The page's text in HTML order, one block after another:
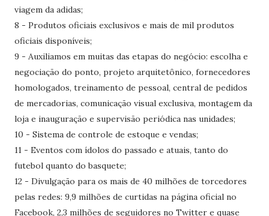
viagem da adidas;
8 - Produtos oficiais exclusivos e mais de mil produtos
oficiais disponíveis;
9 - Auxiliamos em muitas das etapas do negócio: escolha e
negociação do ponto, projeto arquitetônico, fornecedores
homologados, treinamento de pessoal, central de pedidos
de mercadorias, comunicação visual exclusiva, montagem da
loja e inauguração e supervisão periódica nas unidades;
10 - Sistema de controle de estoque e vendas;
11 - Eventos com ídolos do passado e atuais, tanto do
futebol quanto do basquete;
12 - Divulgação para os mais de 40 milhões de torcedores
pelas redes: 9,9 milhões de curtidas na página oficial no
Facebook, 2,3 milhões de seguidores no Twitter e quase